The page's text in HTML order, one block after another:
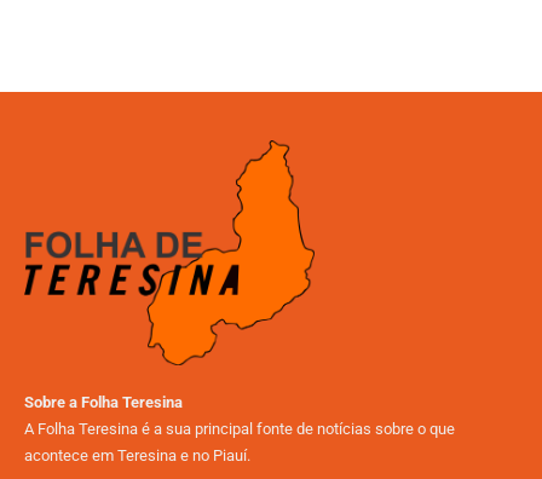
Sobre a Folha Teresina
A Folha Teresina é a sua principal fonte de notícias sobre o que
acontece em Teresina e no Piauí.